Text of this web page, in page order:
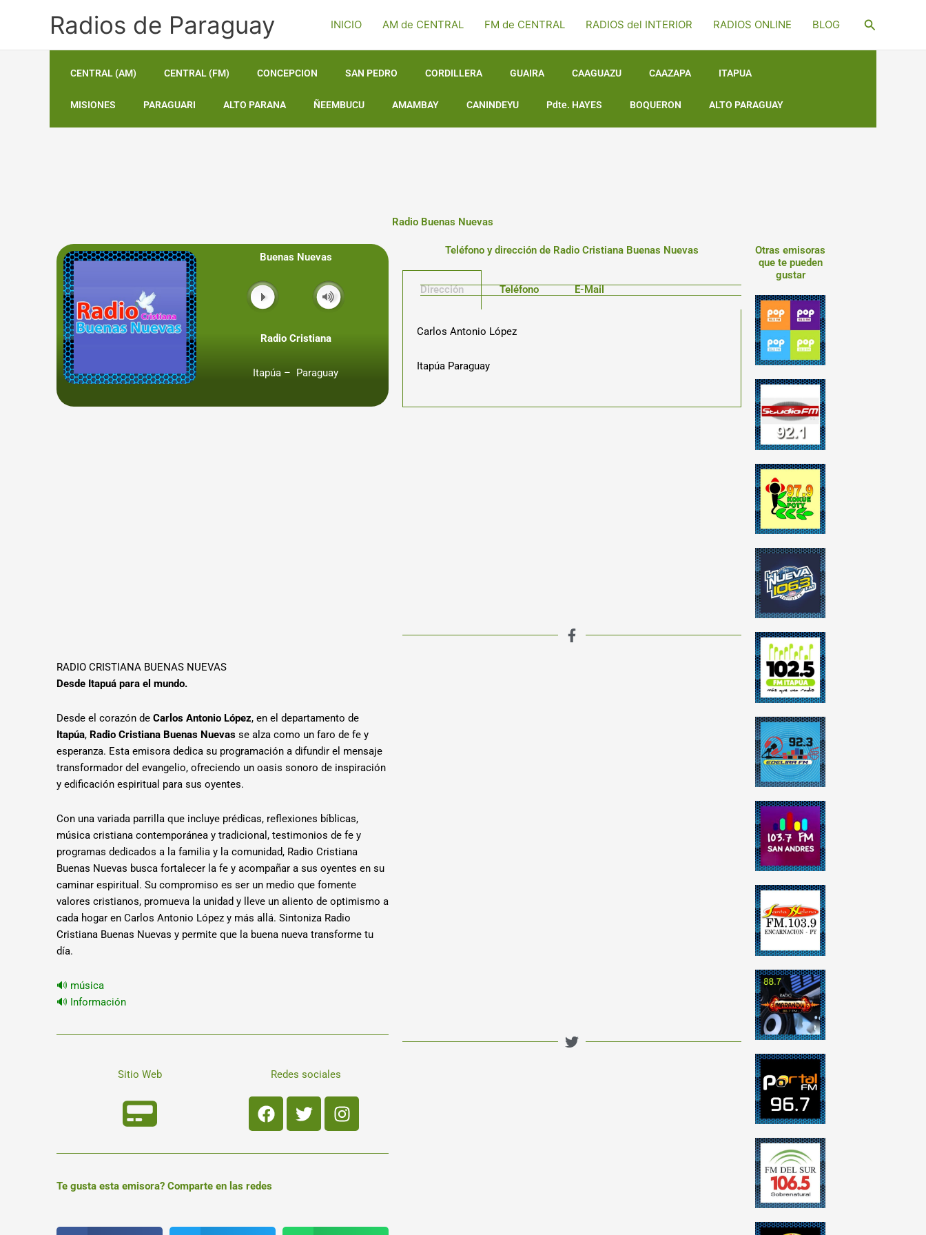
Radios de Paraguay INICIO AM de CENTRAL FM de CENTRAL RADIOS del INTERIOR RADIOS ONLINE BLOG Buscar
CENTRAL (AM) CENTRAL (FM) CONCEPCION SAN PEDRO CORDILLERA GUAIRA CAAGUAZU CAAZAPA ITAPUA
MISIONES PARAGUARI ALTO PARANA ÑEEMBUCU AMAMBAY CANINDEYU Pdte. HAYES BOQUERON ALTO PARAGUAY
Radio Buenas Nuevas
Buenas Nuevas
Radio Cristiana
Itapúa – Paraguay
RADIO CRISTIANA BUENAS NUEVAS
Desde Itapuá para el mundo.
Desde el corazón de Carlos Antonio López, en el departamento de
Itapúa, Radio Cristiana Buenas Nuevas se alza como un faro de fe y
esperanza. Esta emisora dedica su programación a difundir el mensaje
transformador del evangelio, ofreciendo un oasis sonoro de inspiración
y edificación espiritual para sus oyentes.
Con una variada parrilla que incluye prédicas, reflexiones bíblicas,
música cristiana contemporánea y tradicional, testimonios de fe y
programas dedicados a la familia y la comunidad, Radio Cristiana
Buenas Nuevas busca fortalecer la fe y acompañar a sus oyentes en su
caminar espiritual. Su compromiso es ser un medio que fomente
valores cristianos, promueva la unidad y lleve un aliento de optimismo a
cada hogar en Carlos Antonio López y más allá. Sintoniza Radio
Cristiana Buenas Nuevas y permite que la buena nueva transforme tu
día.
🔊 música
🔊 Información
Sitio Web Redes sociales
Facebook
TwitterInstagram
Te gusta esta emisora? Comparte en las redes
Teléfono y dirección de Radio Cristiana Buenas Nuevas
Dirección Teléfono E-Mail
Carlos Antonio López
Itapúa Paraguay
Otras emisoras
que te pueden
gustar